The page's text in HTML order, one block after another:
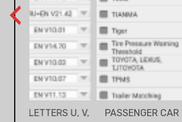
PASSENGER CAR BRANDS WITH